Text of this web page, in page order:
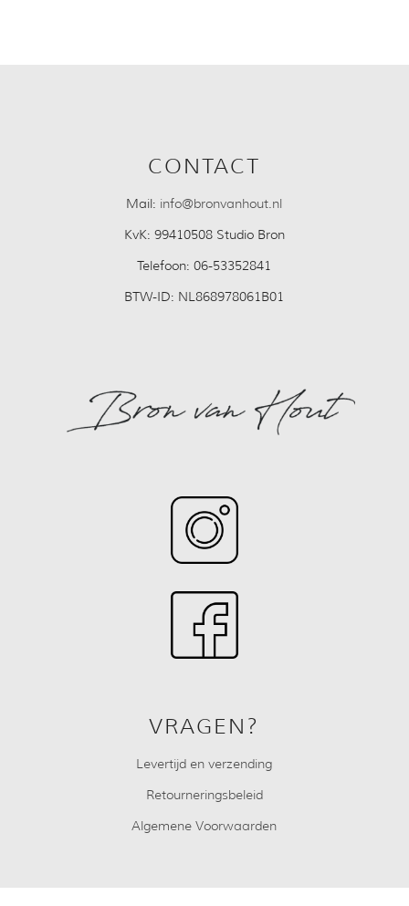
CONTACT
Mail: info@bronvanhout.nl
KvK: 99410508 Studio Bron
Telefoon:06-53352841
BTW-ID: NL868978061B01
VRAGEN?
Levertijd en verzending
Retourneringsbeleid
Algemene Voorwaarden